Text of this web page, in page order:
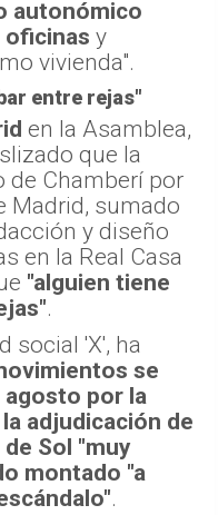
y ha
autonómico
oficinasy
vivienda".
entre rejas"
en la Asamblea,
que la
de Chamberí por
sumado
y diseño
en la Real Casa
"alguien tiene
.
social 'X', ha
se
agosto por la
adjudicación de
Sol "muy
montado "a